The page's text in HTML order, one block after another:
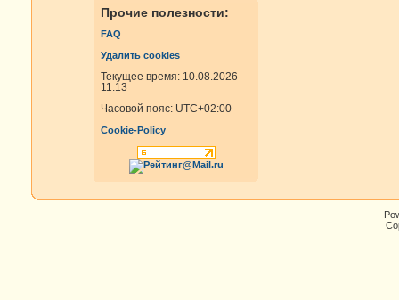
Прочие полезности:
FAQ
Удалить cookies
Текущее время: 10.08.2026
11:13
Часовой пояс: UTC+02:00
Cookie-Policy